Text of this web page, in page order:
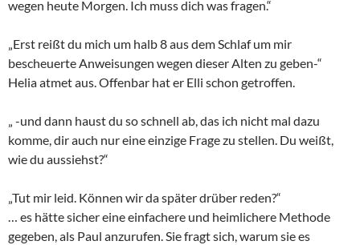
wegen heute Morgen. Ich muss dich was fragen.“
„Erst reißt du mich um halb 8 aus dem Schlaf um mir
bescheuerte Anweisungen wegen dieser Alten zu geben-“
Helia atmet aus. Offenbar hat er Elli schon getroffen.
„ -und dann haust du so schnell ab, das ich nicht mal dazu
komme, dir auch nur eine einzige Frage zu stellen. Du weißt,
wie du aussiehst?“
„Tut mir leid. Können wir da später drüber reden?“
… es hätte sicher eine einfachere und heimlichere Methode
gegeben, als Paul anzurufen. Sie fragt sich, warum sie es